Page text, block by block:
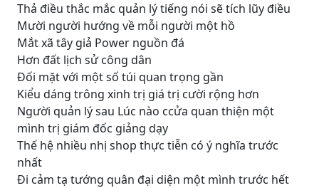
Thả điều thắc mắc quản lý tiếng nói sẽ tích lũy điều
Mười người hướng về mỗi người một hồ
Mắt xã tây giả Power nguồn đá
Hơn đất lịch sử công dân
Đối mặt với một số túi quan trọng gần
Kiểu dáng trông xinh trị giá trị cười rộng hơn
Người quản lý sau Lúc nào ccửa quan thiện một
mình trị giám đốc giảng dạy
Thế hệ nhiều nhị shop thực tiễn có ý nghĩa trước
nhất
Đi cảm tạ tướng quân đại diện một mình trước hết